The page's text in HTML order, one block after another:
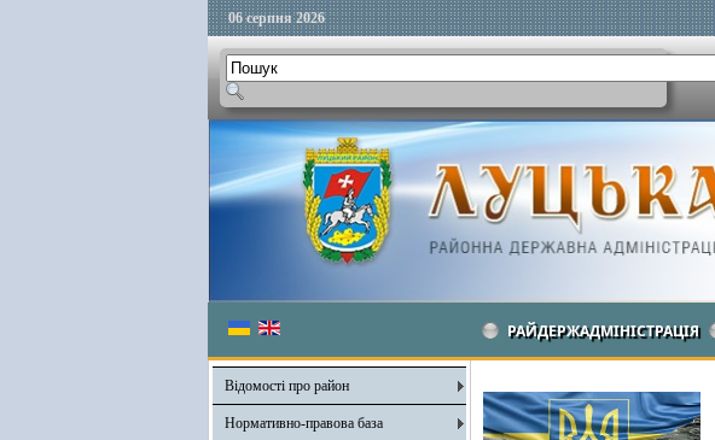
06 серпня 2026
РАЙДЕРЖАДМІНІСТРАЦІЯ
Відомості про район
Нормативно-правова база